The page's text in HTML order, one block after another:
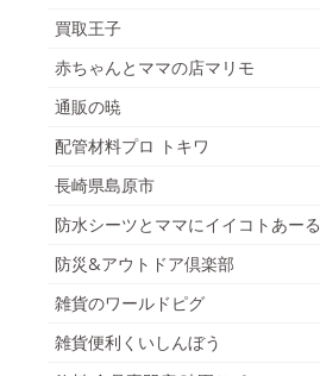
買取王子
赤ちゃんとママの店マリモ
通販の暁
配管材料プロ トキワ
長崎県島原市
防水シーツとママにイイコトあーる
防災&アウトドア倶楽部
雑貨のワールドピグ
雑貨便利くいしんぼう